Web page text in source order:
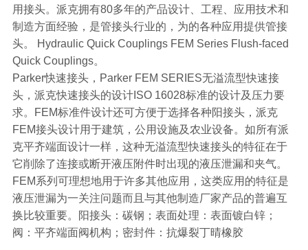
用接头。派克拥有80多年的产品设计、工程、应用技术和
制造方面经验，是管接头行业的，为的各种应用提供管接
头。 Hydraulic Quick Couplings FEM Series Flush-faced
Quick Couplings。
Parker快速接头，Parker FEM SERIES无溢流型快速接
头，派克快速接头的设计ISO 16028标准的设计及压力要
求。FEM标准件设计还可方便于选择各种阳接头，派克
FEM接头设计用于建筑，公用设施及农业设备。如所有派
克平齐端面设计一样，这种无溢流型快速接头的特征在于
它削除了连接或断开液压附件时出现的液压泄漏和夹气。
FEM系列可理想地用于许多其他应用，这类应用的特征是
液压泄漏为一关注问题而且与其他制造厂家产品的普遍互
换比较重要。阳接头：碳钢；表面处理：表面镀白锌；
阀：平齐端面阀机构；密封件：抗爆裂丁晴橡胶